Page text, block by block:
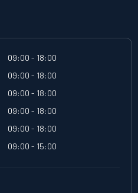
09:00 - 18:00
09:00 - 18:00
09:00 - 18:00
09:00 - 18:00
09:00 - 18:00
09:00 - 15:00